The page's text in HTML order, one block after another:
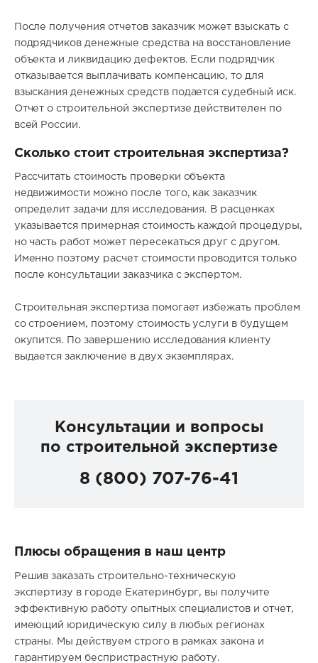
После получения отчетов заказчик может взыскать с
подрядчиков денежные средства на восстановление
объекта и ликвидацию дефектов. Если подрядчик
отказывается выплачивать компенсацию, то для
взыскания денежных средств подается судебный иск.
Отчет о строительной экспертизе действителен по
всей России.
Сколько стоит строительная экспертиза?
Рассчитать стоимость проверки объекта
недвижимости можно после того, как заказчик
определит задачи для исследования. В расценках
указывается примерная стоимость каждой процедуры,
но часть работ может пересекаться друг с другом.
Именно поэтому расчет стоимости проводится только
после консультации заказчика сэкспертом.
Строительная экспертиза помогает избежать проблем
со строением, поэтому стоимость услуги в будущем
окупится. По завершению исследования клиенту
выдается заключение в двух экземплярах.
Консультации и вопросы
по строительной экспертизе
8 (800) 707-76-41
Плюсы обращения в наш центр
Решив заказать строительно-техническую
экспертизу в городе Екатеринбург, вы получите
эффективную работу опытных специалистов и отчет,
имеющий юридическую силу в любых регионах
страны. Мы действуем строго в рамках закона и
гарантируем беспристрастную работу.